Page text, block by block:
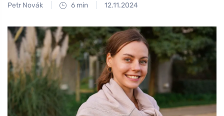
Petr Novák 6 min 12.11.2024